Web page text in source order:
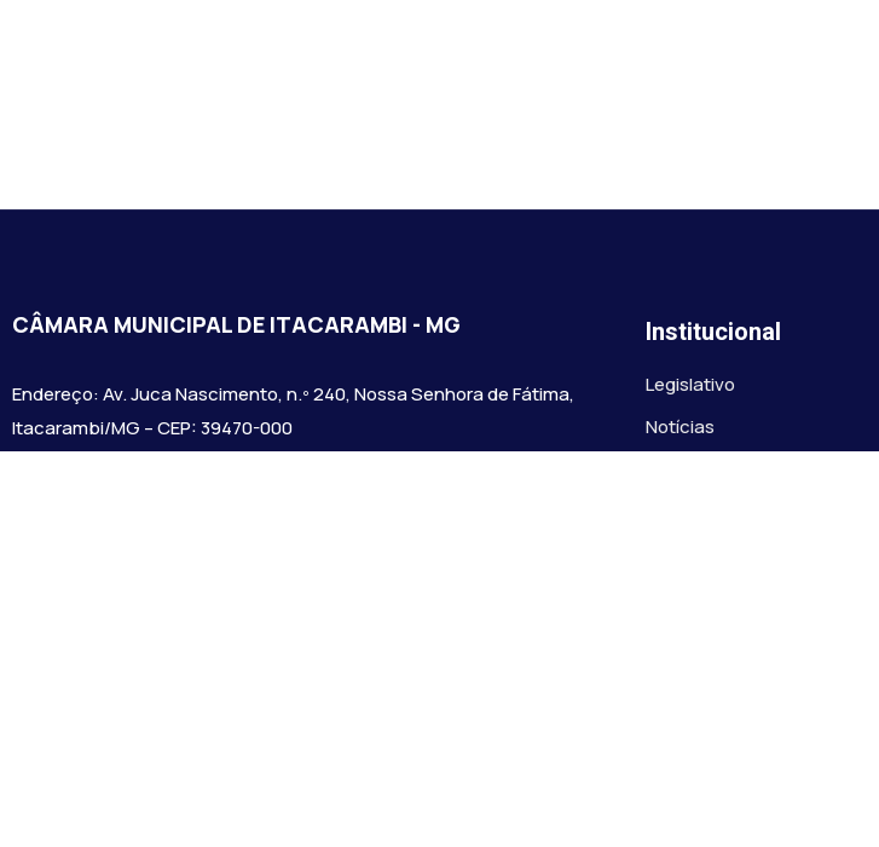
CÂMARA MUNICIPAL DE ITACARAMBI - MG
Endereço: Av. Juca Nascimento, n.º 240, Nossa Senhora de Fátima,
Itacarambi/MG – CEP: 39470-000
Institucional
Legislativo
Notícias